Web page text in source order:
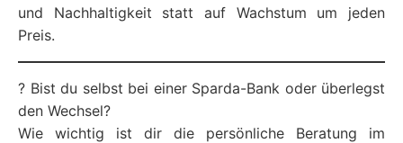
und Nachhaltigkeit statt auf Wachstum um jeden
Preis.
? Bist du selbst bei einer Sparda-Bank oder überlegst
den Wechsel?
Wie wichtig ist dir die persönliche Beratung im